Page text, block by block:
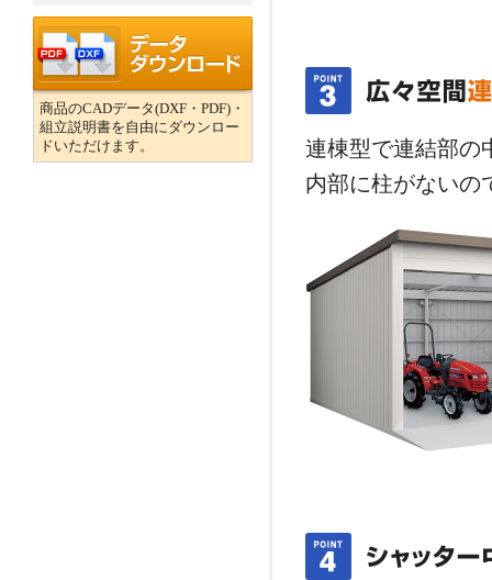
連棟型で連結部の
内部に柱がないの
商品のCADデータ(DXF・PDF)・
組立説明書を自由にダウンロー
ドいただけます。